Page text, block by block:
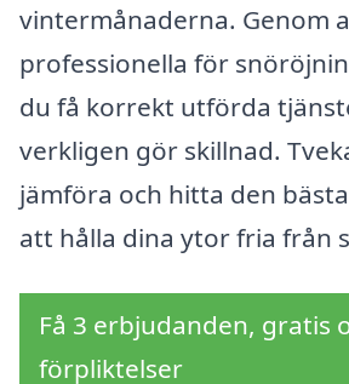
vintermånaderna. Genom
professionella för
du få korrekt utförda
verkligen gör skillnad.
jämföra och hitta den
att hålla dina ytor fria från
Få 3 erbjudanden, gratis
förpliktelser